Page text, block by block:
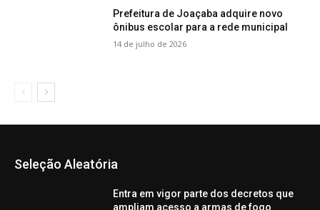
Prefeitura de Joaçaba adquire novo
ônibus escolar para a rede municipal
14 de julho de 2026
Seleção Aleatória
Entra em vigor parte dos decretos que
ampliam acesso a armas de fogo